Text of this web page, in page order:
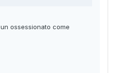
ossessionato come